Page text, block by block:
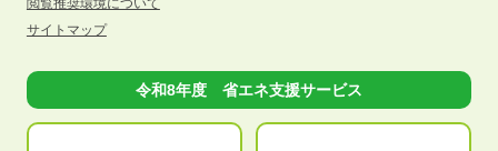
閲覧推奨環境について
サイトマップ
令和8年度 省エネ支援サービス